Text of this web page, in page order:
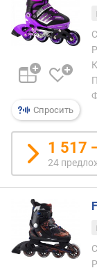
Спросить
1 517
24